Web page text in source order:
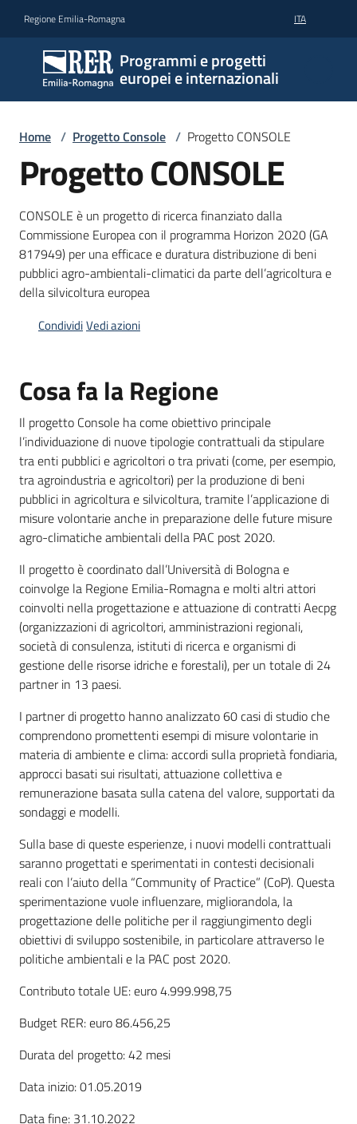
Regione Emilia-Romagna ITA
Programmi e progetti
europei e internazionali
Home / Progetto Console / Progetto CONSOLE
Progetto CONSOLE
CONSOLE è un progetto di ricerca finanziato dalla
Commissione Europea con il programma Horizon 2020 (GA
817949) per una efficace e duratura distribuzione di beni
pubblici agro-ambientali-climatici da parte dell’agricoltura e
della silvicoltura europea
CondividiVedi azioni
Cosa fa la Regione
Il progetto Console ha come obiettivo principale
l’individuazione di nuove tipologie contrattuali da stipulare
tra enti pubblici e agricoltori o tra privati (come, per esempio,
tra agroindustria e agricoltori) per la produzione di beni
pubblici in agricoltura e silvicoltura, tramite l’applicazione di
misure volontarie anche in preparazione delle future misure
agro-climatiche ambientali della PAC post 2020.
Il progetto è coordinato dall’Università di Bologna e
coinvolge la Regione Emilia-Romagna e molti altri attori
coinvolti nella progettazione e attuazione di contratti Aecpg
(organizzazioni di agricoltori, amministrazioni regionali,
società di consulenza, istituti di ricerca e organismi di
gestione delle risorse idriche e forestali), per un totale di 24
partner in 13 paesi.
I partner di progetto hanno analizzato 60 casi di studio che
comprendono promettenti esempi di misure volontarie in
materia di ambiente e clima: accordi sulla proprietà fondiaria,
approcci basati sui risultati, attuazione collettiva e
remunerazione basata sulla catena del valore, supportati da
sondaggi e modelli.
Sulla base di queste esperienze, i nuovi modelli contrattuali
saranno progettati e sperimentati in contesti decisionali
reali con l’aiuto della “Community of Practice” (CoP). Questa
sperimentazione vuole influenzare, migliorandola, la
progettazione delle politiche per il raggiungimento degli
obiettivi di sviluppo sostenibile, in particolare attraverso le
politiche ambientali e la PAC post 2020.
Contributo totale UE: euro 4.999.998,75
Budget RER: euro 86.456,25
Durata del progetto: 42 mesi
Data inizio: 01.05.2019
Data fine: 31.10.2022